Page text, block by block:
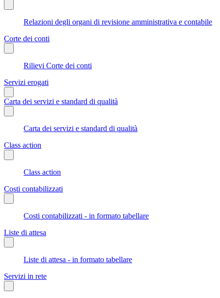
Relazioni degli organi di revisione amministrativa e contabile
Corte dei conti
Rilievi Corte dei conti
Servizi erogati
Carta dei servizi e standard di qualità
Carta dei servizi e standard di qualità
Class action
Class action
Costi contabilizzati
Costi contabilizzati - in formato tabellare
Liste di attesa
Liste di attesa - in formato tabellare
Servizi in rete